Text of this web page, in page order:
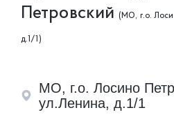
Петровский(МО, г.о.
д.1/1)
МО, г.о. Лосино
ул.Ленина, д.1/1